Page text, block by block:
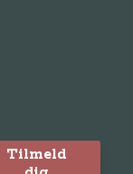
Tilmeld